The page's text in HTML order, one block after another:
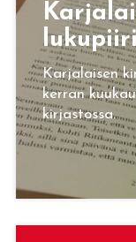
Karjalaisen
kerran
kirjastossa.